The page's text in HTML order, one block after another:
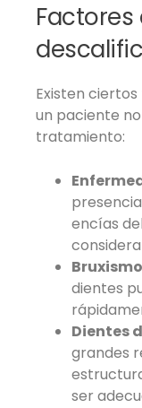
Existen
un paciente
tratamiento:
encías
Bruxismo
dientes
Dientes
grandes
ser